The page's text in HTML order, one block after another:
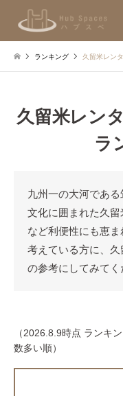
ランキング 久留米レン
久留米レン
ラ
九州一の大河であ
文化に囲まれた久
など利便性にも恵
考えている方に、
の参考にしてみてく
（2026.8.9時点 ランキ
数多い順）